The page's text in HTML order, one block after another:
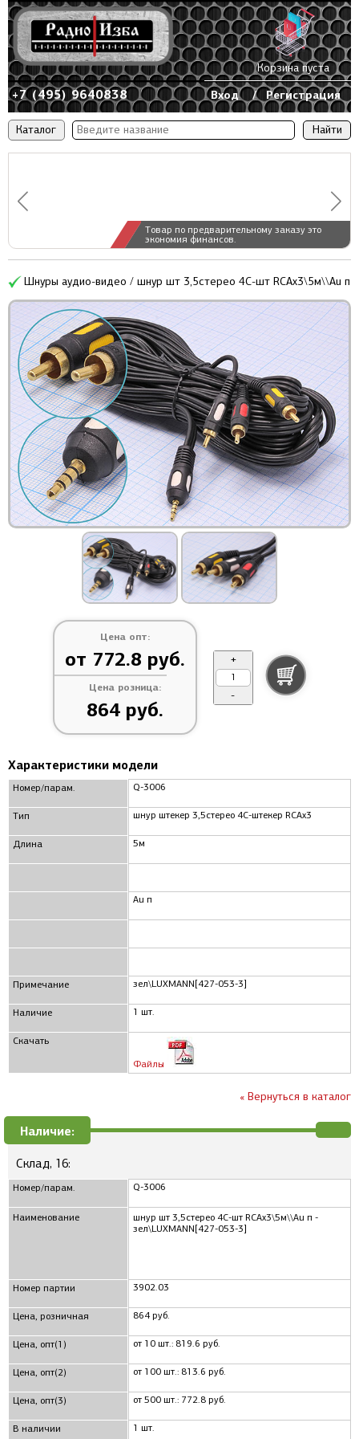
Каталог
Товар по предварительному заказу это
экономия финансов.
+7 (495) 9640838 Вход / Регистрация
Корзина пуста
Шнуры аудио-видео / шнур шт 3,5стерео 4C-шт RCAx3\5м\\Au п
Цена опт:
от 772.8 руб.
Цена розница:
864 руб.
+
-
Характеристики модели
Номер/парам.
Тип
Длина
Примечание
Наличие
Скачать
Q-3006
шнур штекер 3,5стерео 4C-штекер RCAx3
5м
Au п
зел\LUXMANN[427-053-3]
1 шт.
Файлы
« Вернуться в каталог
Наличие:
Склад, 16:
Номер/парам.
Наименование
Номер партии
Цена, розничная
Цена, опт(1)
Цена, опт(2)
Цена, опт(3)
В наличии
Q-3006
шнур шт 3,5стерео 4C-шт RCAx3\5м\\Au п -
зел\LUXMANN[427-053-3]
3902.03
864 руб.
от 10 шт.: 819.6 руб.
от 100 шт.: 813.6 руб.
от 500 шт.: 772.8 руб.
1 шт.